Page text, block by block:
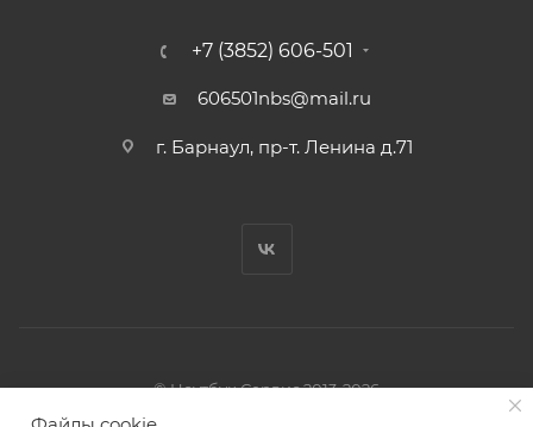
+7 (3852) 606-501
606501nbs@mail.ru
г. Барнаул, пр-т. Ленина д.71
© Ноутбук Сервис 2013-2026
Интернет-магазин запчастей и аксессуаров